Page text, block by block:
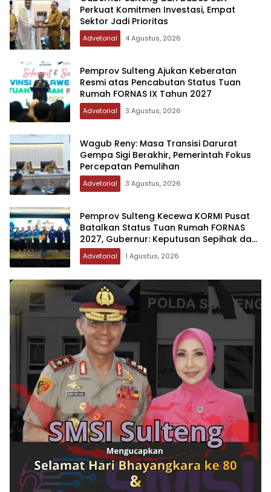
Perkuat Komitmen Investasi, Empat
Sektor Jadi Prioritas
Advetorial 4 Agustus, 2026
Pemprov Sulteng Ajukan Keberatan
Resmi atas Pencabutan Status Tuan
Rumah FORNAS IX Tahun 2027
Advetorial 3 Agustus, 2026
Wagub Reny: Masa Transisi Darurat
Gempa Sigi Berakhir, Pemerintah Fokus
Percepatan Pemulihan
Advetorial 3 Agustus, 2026
Pemprov Sulteng Kecewa KORMI Pusat
Batalkan Status Tuan Rumah FORNAS
2027, Gubernur: Keputusan Sepihak dan
Tanpa Koordinasi
Advetorial 1 Agustus, 2026